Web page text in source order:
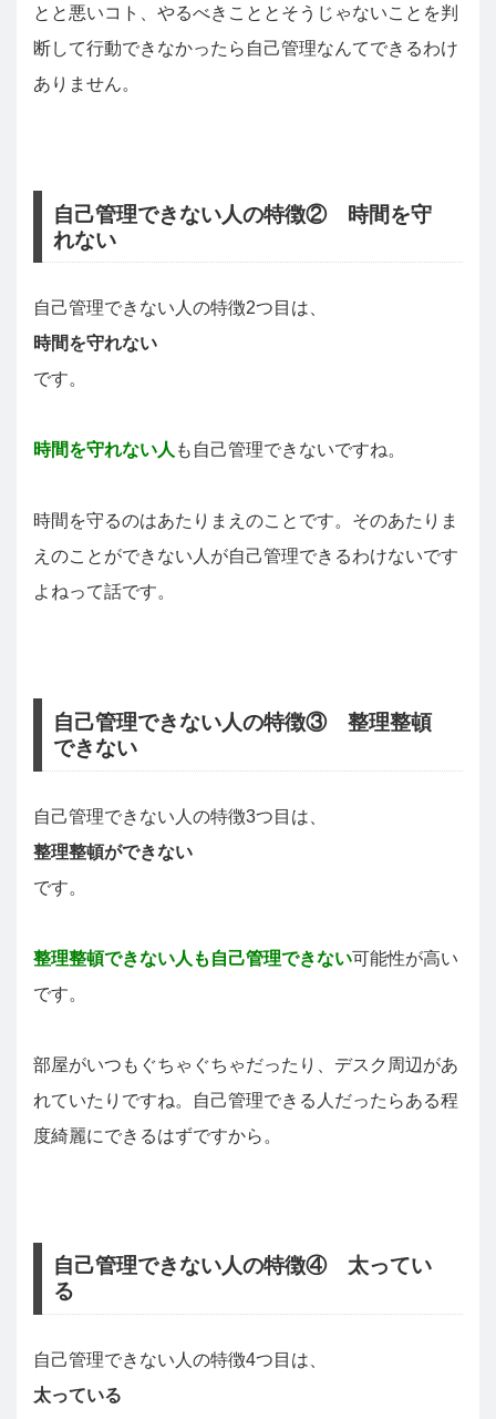
とと悪いコト、やるべきこととそうじゃないことを判
断して行動できなかったら自己管理なんてできるわけ
ありません。
自己管理できない人の特徴② 時間を守
れない
自己管理できない人の特徴2つ目は、
時間を守れない
です。
時間を守れない人 も自己管理できないですね。
時間を守るのはあたりまえのことです。そのあたりま
えのことができない人が自己管理できるわけないです
よねって話です。
自己管理できない人の特徴③ 整理整頓
できない
自己管理できない人の特徴3つ目は、
整理整頓ができない
です。
整理整頓できない人も自己管理できない可能性が高い
です。
部屋がいつもぐちゃぐちゃだったり、デスク周辺があ
れていたりですね。自己管理できる人だったらある程
度綺麗にできるはずですから。
自己管理できない人の特徴④ 太ってい
る
自己管理できない人の特徴4つ目は、
太っている